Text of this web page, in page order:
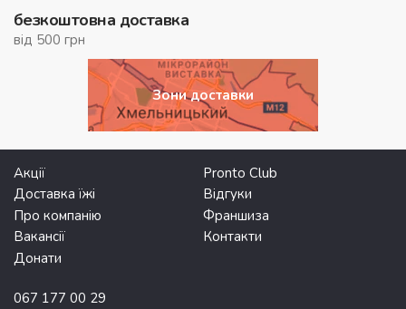
безкоштовна доставка
від 500 грн
Зони доставки
Акції
Pronto Club
Доставка їжі
Відгуки
Про компанію
Франшиза
Вакансії
Контакти
Донати
067 177 00 29